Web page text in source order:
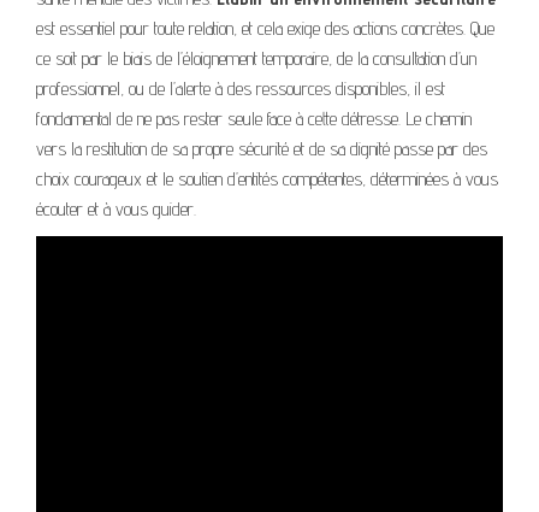
est essentiel pour toute relation, et cela exige des actions concrètes. Que
ce soit par le biais de l’éloignement temporaire, de la consultation d’un
professionnel, ou de l’alerte à des ressources disponibles, il est
fondamental de ne pas rester seule face à cette détresse. Le chemin
vers la restitution de sa propre sécurité et de sa dignité passe par des
choix courageux et le soutien d’entités compétentes, déterminées à vous
écouter et à vous guider.